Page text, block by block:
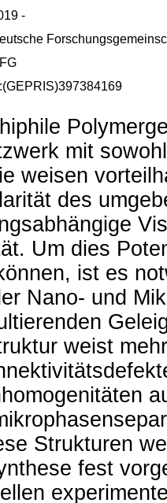
-
mit
weisen
des
Um dies
ist es
Nano- und
weist
Strukturen
fest